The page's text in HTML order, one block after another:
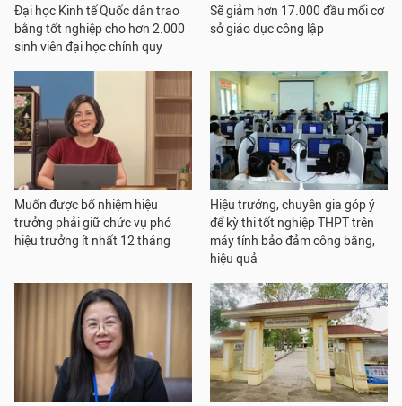
Đại học Kinh tế Quốc dân trao
bằng tốt nghiệp cho hơn 2.000
sinh viên đại học chính quy
Sẽ giảm hơn 17.000 đầu mối cơ
sở giáo dục công lập
Muốn được bổ nhiệm hiệu
trưởng phải giữ chức vụ phó
hiệu trưởng ít nhất 12 tháng
Hiệu trưởng, chuyên gia góp ý
để kỳ thi tốt nghiệp THPT trên
máy tính bảo đảm công bằng,
hiệu quả